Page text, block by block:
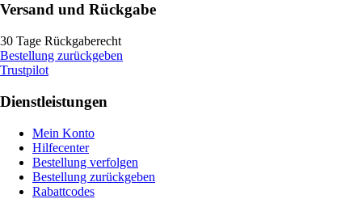
Versand und Rückgabe
30 Tage Rückgaberecht
Bestellung zurückgeben
Trustpilot
Dienstleistungen
Mein Konto
Hilfecenter
Bestellung verfolgen
Bestellung zurückgeben
Rabattcodes